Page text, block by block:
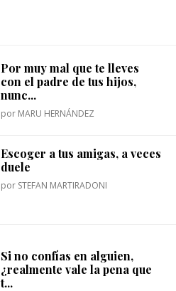
Por muy mal que te lleves
con el padre de tus hijos,
nunc...
por MARU HERNÁNDEZ
Escoger a tus amigas, a veces
duele
por STEFAN MARTIRADONI
Si no confías en alguien,
¿realmente vale la pena que
t...